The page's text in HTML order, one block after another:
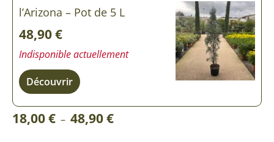
l’Arizona – Pot de 5 L
48,90€
Indisponible actuellement
Découvrir
18,00€ – 48,90€Plage